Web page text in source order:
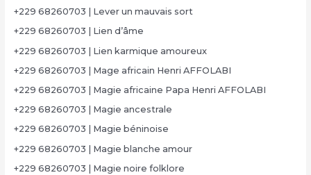
+229 68260703 | Lever un mauvais sort
+229 68260703 | Lien d’âme
+229 68260703 | Lien karmique amoureux
+229 68260703 | Mage africain Henri AFFOLABI
+229 68260703 | Magie africaine Papa Henri AFFOLABI
+229 68260703 | Magie ancestrale
+229 68260703 | Magie béninoise
+229 68260703 | Magie blanche amour
+229 68260703 | Magie noire folklore